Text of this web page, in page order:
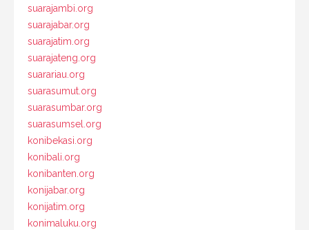
suarajambi.org
suarajabar.org
suarajatim.org
suarajateng.org
suarariau.org
suarasumut.org
suarasumbar.org
suarasumsel.org
konibekasi.org
konibali.org
konibanten.org
konijabar.org
konijatim.org
konimaluku.org